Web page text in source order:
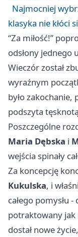
Najmocniej
klasyka nie kłóci
“Za miłość!”
odsłony jednego
Wieczór został
wyraźnym
było
podszyta
Poszczególne
Maria Dębska i
wejścia spinały
Za koncepcję
Kukulska, i
całego pomysłu
potraktowany jak
dostał nowe